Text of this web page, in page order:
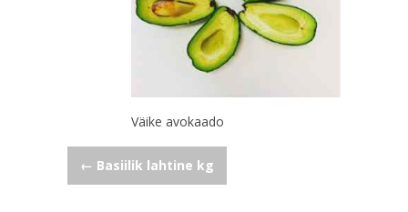
Väike avokaado
Navigeerimine
← Basiilik lahtine kg